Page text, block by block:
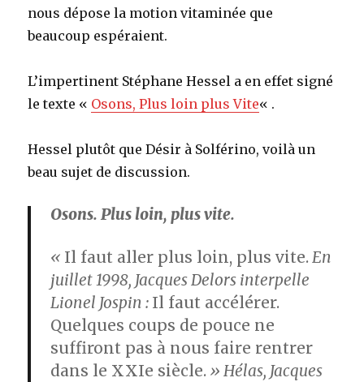
nous dépose la motion vitaminée que
beaucoup espéraient.
L’impertinent Stéphane Hessel a en effet signé
le texte « Osons, Plus loin plus Vite« .
Hessel plutôt que Désir à Solférino, voilà un
beau sujet de discussion.
Osons. Plus loin, plus vite.
« Il faut aller plus loin, plus vite. En
juillet 1998, Jacques Delors interpelle
Lionel Jospin : Il faut accélérer.
Quelques coups de pouce ne
suffiront pas à nous faire rentrer
dans le XXIe siècle. » Hélas, Jacques